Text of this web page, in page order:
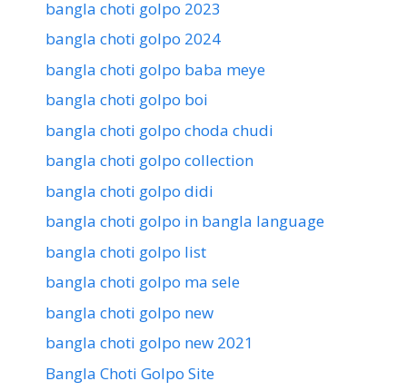
bangla choti golpo 2023
bangla choti golpo 2024
bangla choti golpo baba meye
bangla choti golpo boi
bangla choti golpo choda chudi
bangla choti golpo collection
bangla choti golpo didi
bangla choti golpo in bangla language
bangla choti golpo list
bangla choti golpo ma sele
bangla choti golpo new
bangla choti golpo new 2021
Bangla Choti Golpo Site